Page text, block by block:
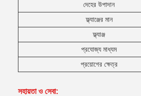
দেহের উপাদান
ফ্ল্যাঞ্জের মান
ফ্ল্যাঞ্জ
প্রযোজ্য মাধ্যম
প্রয়োগের ক্ষেত্র
সহায়তা ও সেবা: